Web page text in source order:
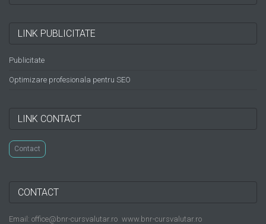
LINK PUBLICITATE
Publicitate
Optimizare profesionala pentru SEO
LINK CONTACT
Contact
CONTACT
Email: office@bnr-cursvalutar.ro www.bnr-cursvalutar.ro